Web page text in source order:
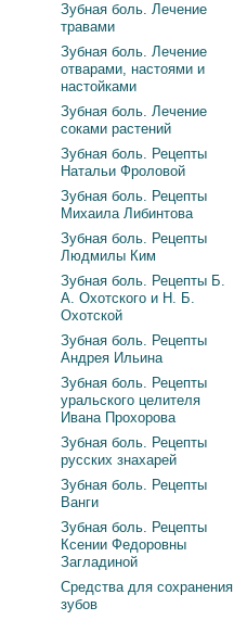
Зубная боль. Лечение
травами
Зубная боль. Лечение
отварами, настоями и
настойками
Зубная боль. Лечение
соками растений
Зубная боль. Рецепты
Натальи Фроловой
Зубная боль. Рецепты
Михаила Либинтова
Зубная боль. Рецепты
Людмилы Ким
Зубная боль. Рецепты Б.
А. Охотского и Н. Б.
Охотской
Зубная боль. Рецепты
Андрея Ильина
Зубная боль. Рецепты
уральского целителя
Ивана Прохорова
Зубная боль. Рецепты
русских знахарей
Зубная боль. Рецепты
Ванги
Зубная боль. Рецепты
Ксении Федоровны
Загладиной
Средства для сохранения
зубов